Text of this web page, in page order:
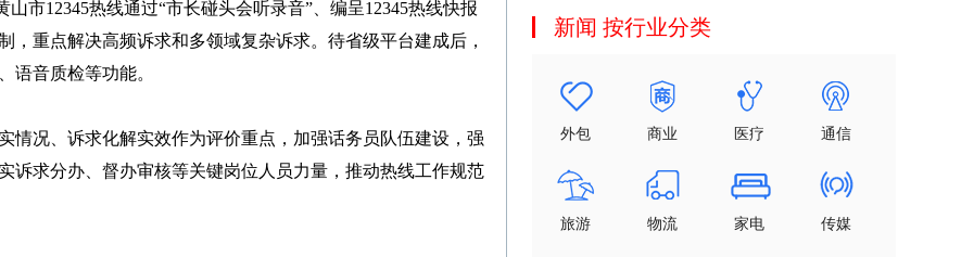
12345热线通过“市长碰头会听录音”、编呈12345热线快报
重点解决高频诉求和多领域复杂诉求。待省级平台建成后，
语音质检等功能。
况、诉求化解实效作为评价重点，加强话务员队伍建设，强
诉求分办、督办审核等关键岗位人员力量，推动热线工作规范
新闻 按行业分类
外包 商业 医疗 通信
旅游 物流 家电 传媒